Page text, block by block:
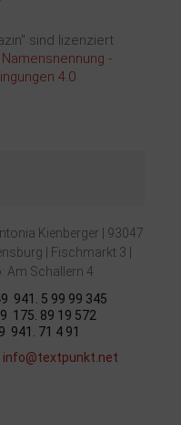
sind lizenziert
-
4.0
Kienberger | 93047
| Fischmarkt 3 |
Am Schallern 4
941. 5 99 99 345
175. 89 19 572
941. 71 4 91
info@textpunkt.net